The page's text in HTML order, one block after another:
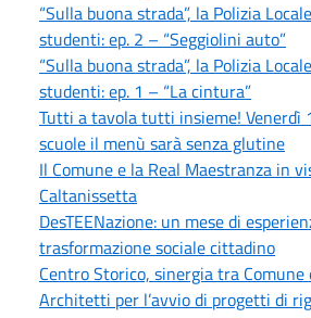
“Sulla buona strada”, la Polizia
studenti: ep. 2 – “Seggiolini auto”
“Sulla buona strada”, la Polizia
studenti: ep. 1 – “La cintura”
Tutti a tavola tutti insieme! Venerdì
scuole il menù sarà senza glutine
Il Comune e la Real Maestranza in
Caltanissetta
DesTEENazione: un mese di
trasformazione sociale cittadino
Centro Storico, sinergia tra Comune
Architetti per l’avvio di progetti di